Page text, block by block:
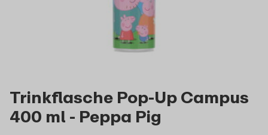
Trinkflasche Pop-Up Campus
400 ml - Peppa Pig